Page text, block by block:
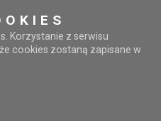
Korzystanie z serwisu
cookies zostaną zapisane w